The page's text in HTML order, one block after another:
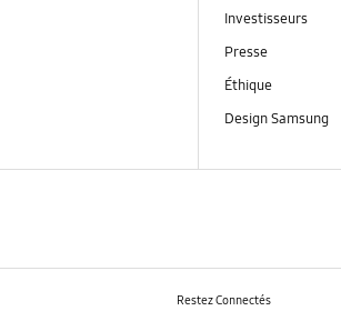
Investisseurs
Presse
Éthique
Design Samsung
Restez Connectés